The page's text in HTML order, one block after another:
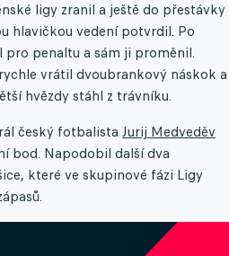
ligy zranil a ještě do přestávky
hlavičkou vedení potvrdil. Po
pro penaltu a sám ji proměnil.
vrátil dvoubrankový náskok a
hvězdy stáhl z trávníku.
český fotbalista Jurij Medveděv
bod. Napodobil další dva
které ve skupinové fázi Ligy